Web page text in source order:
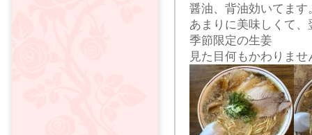
醤油、背油効いてます
あまりに美味しくて
季節限定の生姜
見た目何もかわりませ